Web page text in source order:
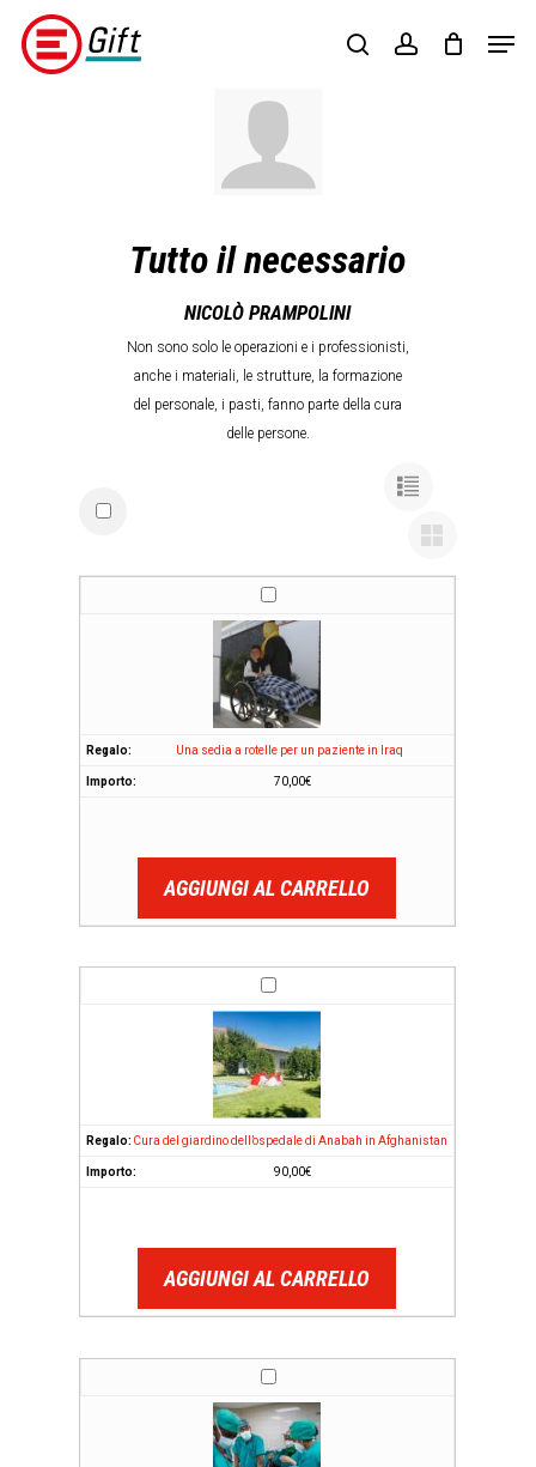
Skip
main
searchaccount
Tutto il necessario
NICOLÒ PRAMPOLINI
Non sono solo le operazioni e i professionisti,
anche i materiali, le strutture, la formazione
del personale, i pasti, fanno parte della cura
delle persone.
Una sedia a rotelle per un paziente in Iraq
70,00€
AGGIUNGI AL CARRELLO
Cura del giardino dell’ospedale di Anabah in Afghanistan
90,00€
AGGIUNGI AL CARRELLO